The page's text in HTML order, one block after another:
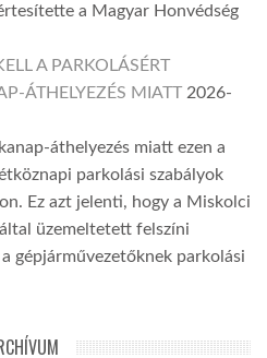
a Magyar Honvédség
A PARKOLÁSÉRT
ÁTHELYEZÉS MIATT 2026-
áthelyezés miatt ezen a
parkolási szabályok
Ez azt jelenti, hogy a Miskolci
üzemeltetett felszíni
gépjárművezetőknek parkolási